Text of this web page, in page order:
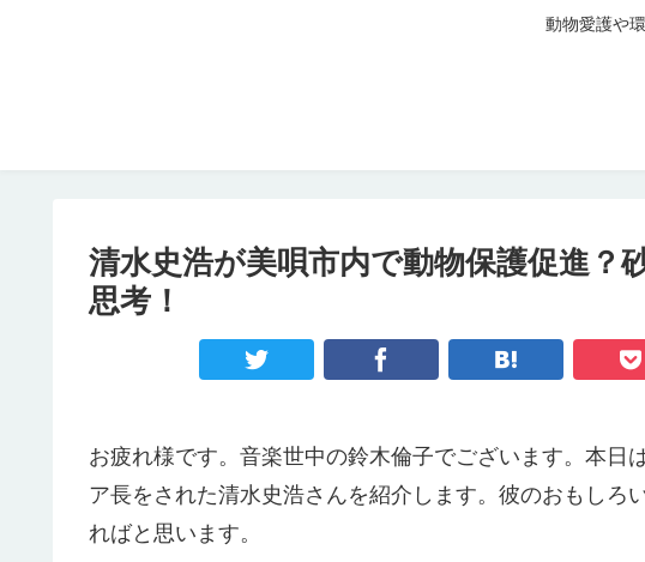
動物愛護や
清水史浩が美唄市内で動物保護促進？
思考！
お疲れ様です。音楽世中の鈴木倫子でございます。本日
ア長をされた清水史浩さんを紹介します。彼のおもしろ
ればと思います。